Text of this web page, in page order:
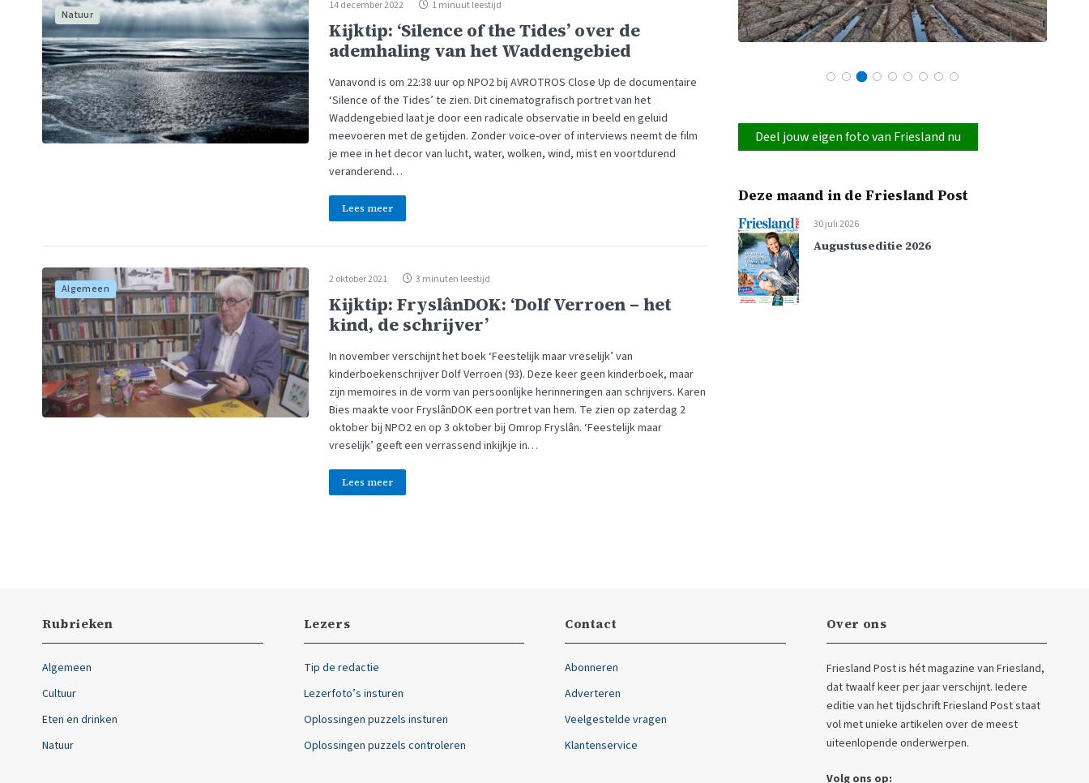
Natuur
14 december 2022 1 minuut leestijd
Kijktip: ‘Silence of the Tides’ over de
ademhaling van het Waddengebied
Vanavond is om 22:38 uur op NPO2 bij AVROTROS Close Up de documentaire
‘Silence of the Tides’ te zien. Dit cinematografisch portret van het
Waddengebied laat je door een radicale observatie in beeld en geluid
meevoeren met de getijden. Zonder voice-over of interviews neemt de film
je mee in het decor van lucht, water, wolken, wind, mist en voortdurend
veranderend…
Lees meer
Algemeen
2 oktober 2021 3 minuten leestijd
Kijktip: FryslânDOK: ‘Dolf Verroen – het
kind, de schrijver’
In november verschijnt het boek ‘Feestelijk maar vreselijk’ van
kinderboekenschrijver Dolf Verroen (93). Deze keer geen kinderboek, maar
zijn memoires in de vorm van persoonlijke herinneringen aan schrijvers. Karen
Bies maakte voor FryslânDOK een portret van hem. Te zien op zaterdag 2
oktober bij NPO2 en op 3 oktober bij Omrop Fryslân. ‘Feestelijk maar
vreselijk’ geeft een verrassend inkijkje in…
Lees meer
Deel jouw eigen foto van Friesland nu
Deze maand in de Friesland Post
30 juli 2026
Augustuseditie 2026
Rubrieken
Algemeen
Cultuur
Eten en drinken
Natuur
Lezers
Tip de redactie
Lezerfoto’s insturen
Oplossingen puzzels insturen
Oplossingen puzzels controleren
Contact
Abonneren
Adverteren
Veelgestelde vragen
Klantenservice
Over ons
Friesland Post is hét magazine van Friesland,
dat twaalf keer per jaar verschijnt. Iedere
editie van het tijdschrift Friesland Post staat
vol met unieke artikelen over de meest
uiteenlopende onderwerpen.
Volg ons op: